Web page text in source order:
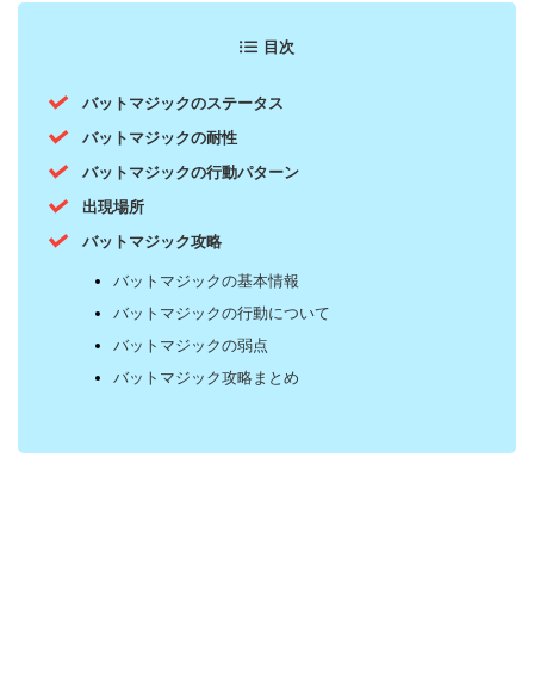
目次
バットマジックのステータス
バットマジックの耐性
バットマジックの行動パターン
出現場所
バットマジック攻略
バットマジックの基本情報
バットマジックの行動について
バットマジックの弱点
バットマジック攻略まとめ